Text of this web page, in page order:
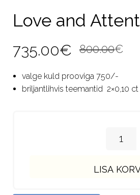
Love and
800.00€
oli:
735.00€
is:
valge kuld prooviga 750/-
briljantlihvis teemantid 2×0,10
LISA